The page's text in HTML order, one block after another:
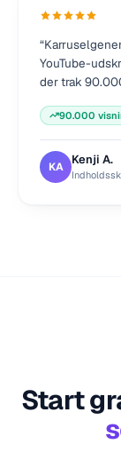
“
YouTube-
der trak
90.000
KA Kenji A.
Start